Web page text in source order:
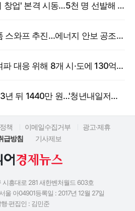
6만 명 몰린 '모두의 창업' 본격 시동…5천 명 선발해 밀착 지원
한일, 원유·석유제품 스와프 추진…에너지 안보 공조 강화
고용부, 중동전쟁 여파 대응 위해 8개 시·도에 130억 원 긴급 투입
월 10만 원 저축 시 3년 뒤 1440만 원…'청년내일저축계좌' 신규 모집
책 이메일수집거부
광고·제휴
급방침
기사제보
시흥대로 281 새한벤처월드 603호
울 아04901등록일 : 2017년 12월 27일
·편집인 : 김민준